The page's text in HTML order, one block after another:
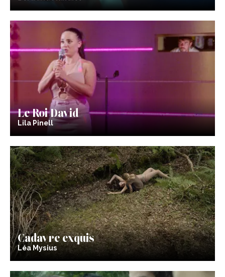
Le Roi David
Lila Pinell
Cadavre exquis
Léa Mysius